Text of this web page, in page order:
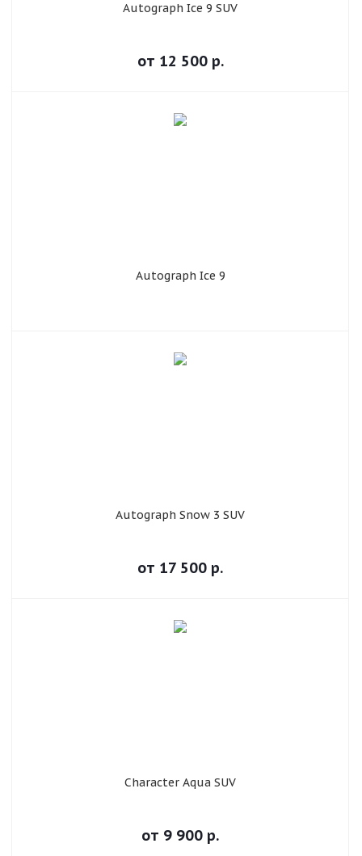
Autograph Ice 9 SUV
от 12 500р.
Autograph Ice 9
Autograph Snow 3 SUV
от 17 500 р.
Character Aqua SUV
от 9 900 р.